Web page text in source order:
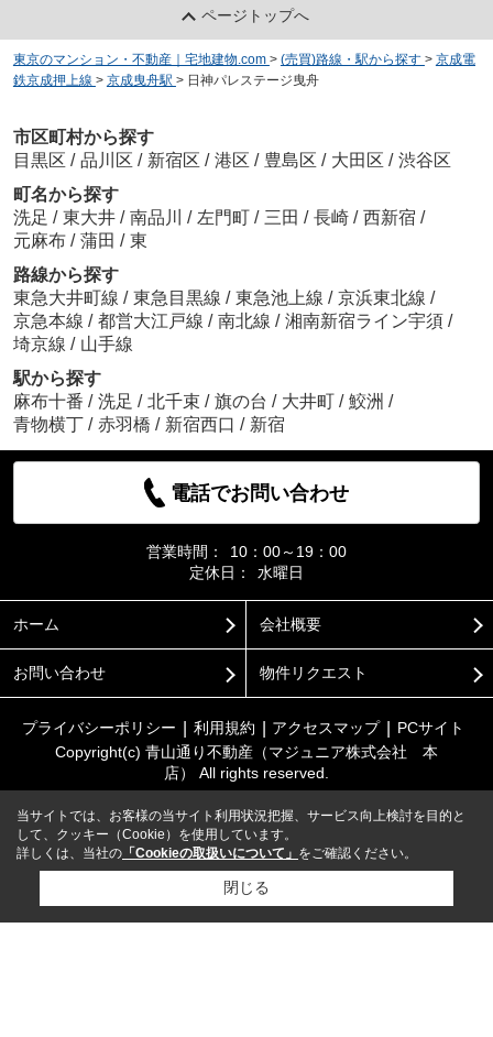
ページトップへ
東京のマンション・不動産｜宅地建物.com > (売買)路線・駅から探す > 京成電
鉄京成押上線 > 京成曳舟駅 > 日神パレステージ曳舟
市区町村から探す
目黒区 / 品川区 / 新宿区 / 港区 / 豊島区 / 大田区 / 渋谷区
町名から探す
洗足 / 東大井 / 南品川 / 左門町 / 三田 / 長崎 / 西新宿 /
元麻布 / 蒲田 / 東
路線から探す
東急大井町線 / 東急目黒線 / 東急池上線 / 京浜東北線 /
京急本線 / 都営大江戸線 / 南北線 / 湘南新宿ライン宇須 /
埼京線 / 山手線
駅から探す
麻布十番 / 洗足 / 北千束 / 旗の台 / 大井町 / 鮫洲 /
青物横丁 / 赤羽橋 / 新宿西口 / 新宿
電話でお問い合わせ
営業時間：
10：00～19：00
定休日：
水曜日
ホーム 会社概要
お問い合わせ 物件リクエスト
プライバシーポリシー 利用規約 アクセスマップ
PCサイト
Copyright(c) 青山通り不動産（マジュニア株式会社 本
店） All rights reserved.
当サイトでは、お客様の当サイト利用状況把握、サービス向上検討を目的と
して、クッキー（Cookie）を使用しています。
詳しくは、当社の 「Cookieの取扱いについて」 をご確認ください。
閉じる